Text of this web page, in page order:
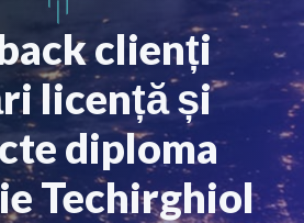
clienți
licență și
diploma
Techirghiol